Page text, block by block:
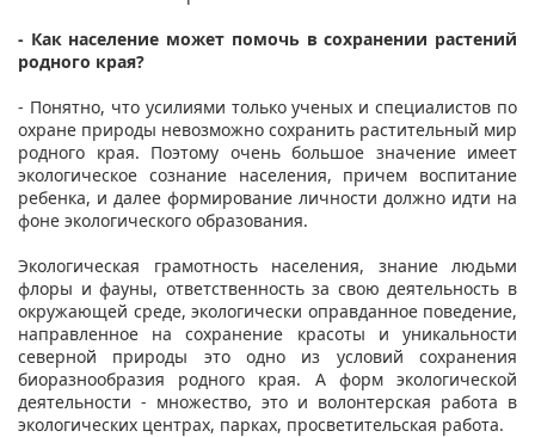
- Как население может помочь в сохранении растений
родного края?
- Понятно, что усилиями только ученых и специалистов по
охране природы невозможно сохранить растительный мир
родного края. Поэтому очень большое значение имеет
экологическое сознание населения, причем воспитание
ребенка, и далее формирование личности должно идти на
фоне экологического образования.
Экологическая грамотность населения, знание людьми
флоры и фауны, ответственность за свою деятельность в
окружающей среде, экологически оправданное поведение,
направленное на сохранение красоты и уникальности
северной природы это одно из условий сохранения
биоразнообразия родного края. А форм экологической
деятельности - множество, это и волонтерская работа в
экологических центрах, парках, просветительская работа.